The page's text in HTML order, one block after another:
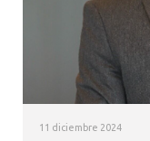
11 diciembre 2024